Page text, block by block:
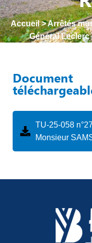
Accueil>Arrêtés
Général Leclerc
Document
TU-25-058
Monsieur